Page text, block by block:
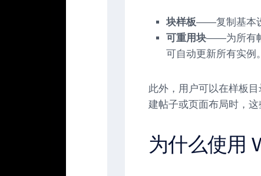
块样板——复制基本
可重用块——为所有
可自动更新所有实例。
此外，用户可以在样板
建帖子或页面布局时，这
为什么使用